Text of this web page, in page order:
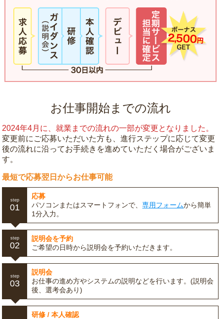
お仕事開始までの流れ
2024年4月に、就業までの流れの一部が変更となりました。
変更前にご応募いただいた方も、進行ステップに応じて変更
後の流れに沿ってお手続きを進めていただく場合がございま
す。
最短で応募翌日からお仕事可能
step
01
応募
パソコンまたはスマートフォンで、専用フォームから簡単
1分入力。
step
02
説明会を予約
ご希望の日時から説明会を予約いただきます。
step
03
説明会
お仕事の進め方やシステムの説明などを行います。(説明会
後、選考会あり)
研修 / 本人確認